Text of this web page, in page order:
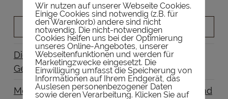
NEUSTE BEITRÄGE
Diese 5 Whiskys eignen sich ideal als
Geschenk
Mezcal für Whisky-Liebhaber: Was Schottland
Wir nutzen auf unserer Webseite Cookies.
Einige Cookies sind notwendig (z.B. für
den Warenkorb) andere sind nicht
notwendig. Die nicht-notwendigen
Cookies helfen uns bei der Optimierung
unseres Online-Angebotes, unserer
Webseitenfunktionen und werden für
Marketingzwecke eingesetzt. Die
Einwilligung umfasst die Speicherung von
Informationen auf Ihrem Endgerät, das
Auslesen personenbezogener Daten
sowie deren Verarbeitung. Klicken Sie auf